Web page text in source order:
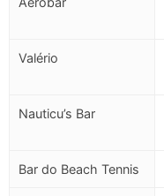
Valério
Nauticu’s Bar
Bar do Beach Tennis